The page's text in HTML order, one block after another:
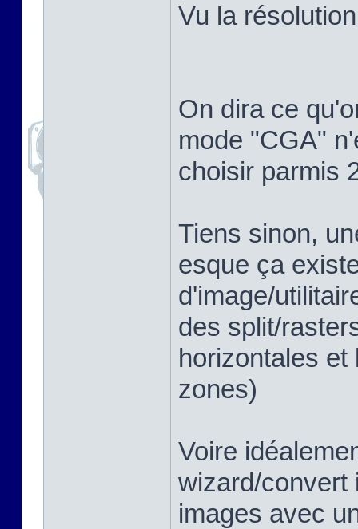
Vu la
On dira ce
mode "CGA"
choisir parmis
Tiens sinon,
esque ça
d'image/
des split/
horizontales
zones)
Voire
wizard/convert
images avec